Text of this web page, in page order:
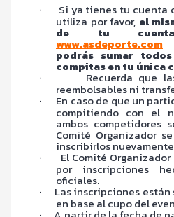
· Si ya tienes tu cuenta
utiliza por favor, el
de tu
www.asdeporte.com
podrás sumar
compitas en tu única
· Recuerda que
reembolsables ni
· En caso de que un
compitiendo con el
ambos competidores
Comité Organizador
inscribirlos
· El Comité
por inscripciones
oficiales.
· Las inscripciones
en base al cupo del